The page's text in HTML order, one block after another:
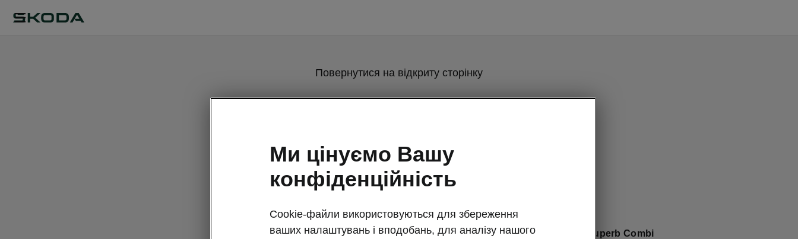
Повернутися на відкриту сторінку
Гнучкий багажник Škoda Superb Combi
Ми цінуємо Вашу
конфіденційність
Cookie-файли використовуються для збереження
ваших налаштувань і вподобань, для аналізу нашого